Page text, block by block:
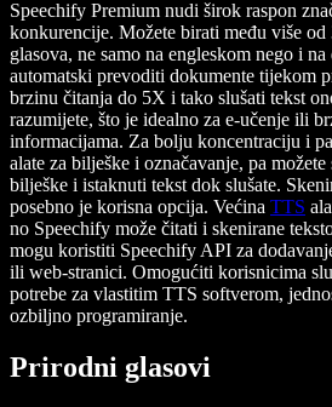
Speechify Premium nudi širok raspon
konkurencije. Možete birati među više
glasova, ne samo na engleskom nego i
automatski prevoditi dokumente tijekom
brzinu čitanja do 5X i tako slušati tekst
razumijete, što je idealno za e-učenje ili
informacijama. Za bolju koncentraciju i
alate za bilješke i označavanje, pa
bilješke i istaknuti tekst dok slušate.
posebno je korisna opcija. Većina TTS
no Speechify može čitati i skenirane
mogu koristiti Speechify API za
ili web-stranici. Omogućiti korisnicima
potrebe za vlastitim TTS softverom,
ozbiljno programiranje.
Prirodni glasovi